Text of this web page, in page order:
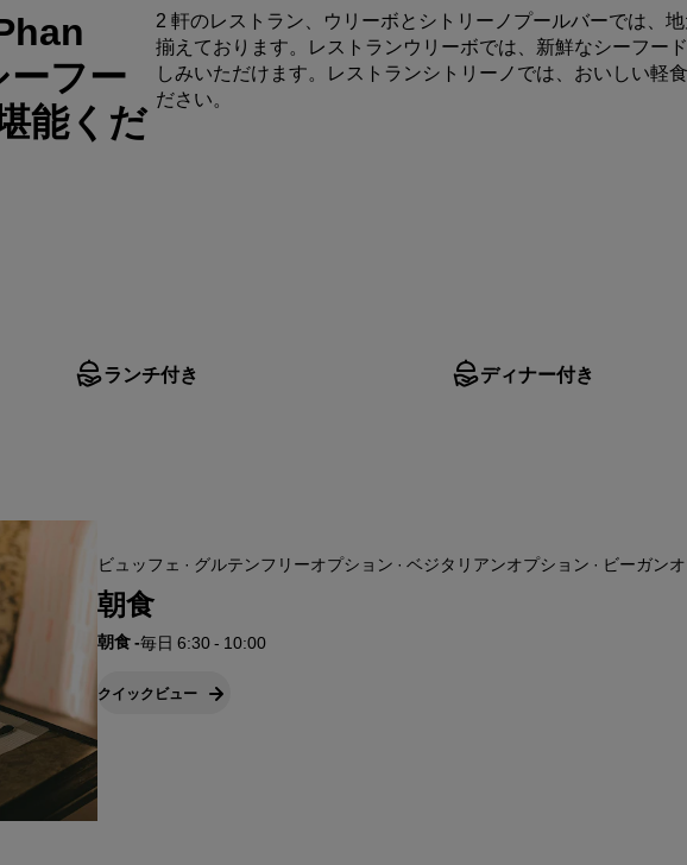
デジタルサービス
Radisson Hotels アプリ
フー
能くだ
2 軒のレストラン、ウリーボとシトリーノプールバーでは、
揃えております。レストランウリーボでは、新鮮なシーフー
しみいただけます。レストランシトリーノでは、おいしい軽
ださい。
ランチ付き ディナー付き
ビュッフェ · グルテンフリーオプション · ベジタリアンオプション · ビーガン
朝食
朝食-毎日 6:30 - 10:00
クイックビュー